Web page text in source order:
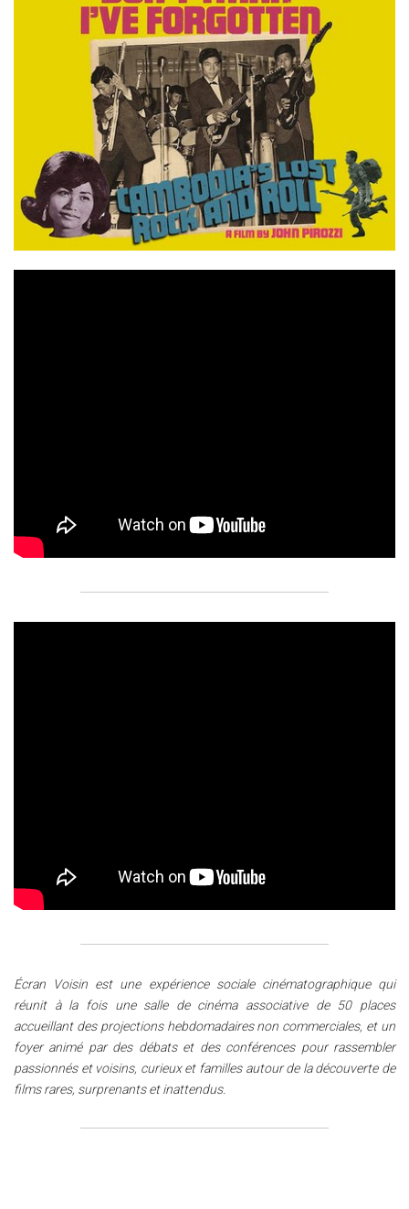
Écran Voisin est une expérience sociale cinématographique qui
réunit à la fois une salle de cinéma associative de 50 places
accueillant des projections hebdomadaires non commerciales, et un
foyer animé par des débats et des conférences pour rassembler
passionnés et voisins, curieux et familles autour de la découverte de
films rares, surprenants et inattendus.